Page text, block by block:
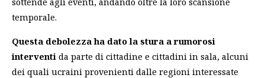
temporale.
Questa debolezza ha dato la stura a rumorosi
interventi da parte di cittadine e cittadini in sala, alcuni
dei quali ucraini provenienti dalle regioni interessate